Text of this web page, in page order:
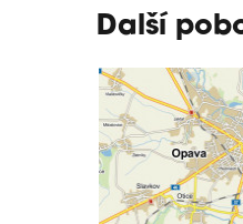
Další